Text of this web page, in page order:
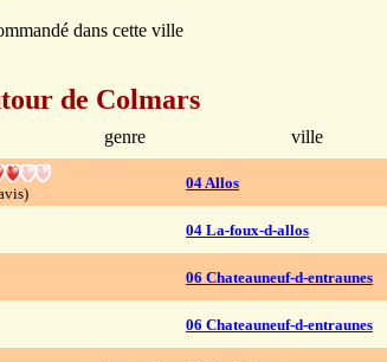
dans cette ville
de Colmars
genre
ville
04 Allos
04 La-foux-d-allos
06 Chateauneuf-d-entraunes
06 Chateauneuf-d-entraunes